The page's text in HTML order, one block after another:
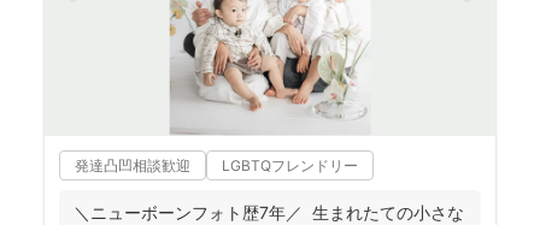
発達凸凹相談歓迎 LGBTQフレンドリー
＼ニューボーンフォト歴7年／ 生まれたての小さな